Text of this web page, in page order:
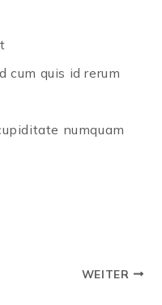
cum quis id rerum
numquam
WEITER